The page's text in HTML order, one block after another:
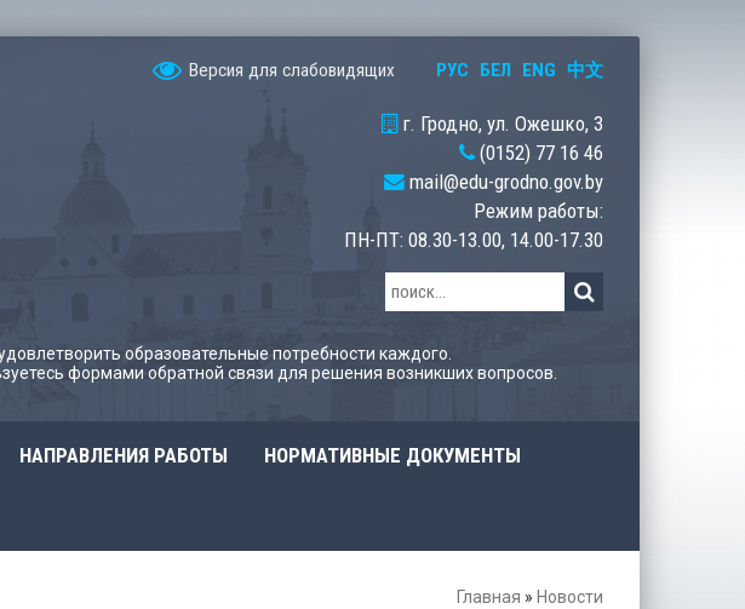
Версия для слабовидящих РУС БЕЛ ENG 中文
г. Гродно, ул. Ожешко, 3
(0152) 77 16 46
mail@edu-grodno.gov.by
Режим работы:
ПН-ПТ: 08.30-13.00, 14.00-17.30
образовательные потребности каждого.
формами обратной связи для решения возникших вопросов.
НАПРАВЛЕНИЯ РАБОТЫ НОРМАТИВНЫЕ ДОКУМЕНТЫ
Главная » Новости